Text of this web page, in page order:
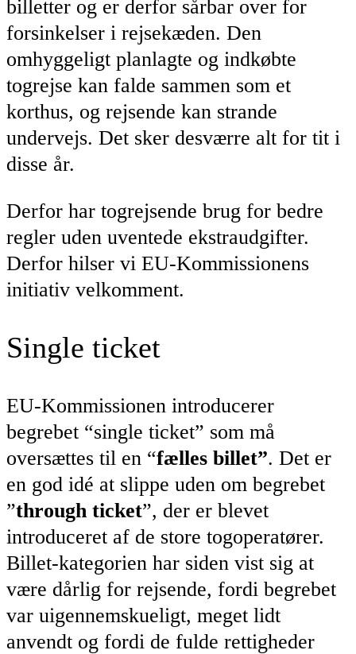
billetter og er derfor sårbar over for
forsinkelser i rejsekæden. Den
omhyggeligt planlagte og indkøbte
togrejse kan falde sammen som et
korthus, og rejsende kan strande
undervejs. Det sker desværre alt for tit i
disse år.
Derfor har togrejsende brug for bedre
regler uden uventede ekstraudgifter.
Derfor hilser vi EU-Kommissionens
initiativ velkomment.
Single ticket
EU-Kommissionen introducerer
begrebet “single ticket” som må
oversættes til en “fælles billet”. Det er
en god idé at slippe uden om begrebet
”through ticket”, der er blevet
introduceret af de store togoperatører.
Billet-kategorien har siden vist sig at
være dårlig for rejsende, fordi begrebet
var uigennemskueligt, meget lidt
anvendt og fordi de fulde rettigheder